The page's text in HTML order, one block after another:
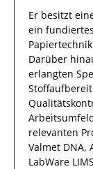
Er besitzt
ein
Darüber
erlangten
relevanten
Valmet DNA,
LabWare